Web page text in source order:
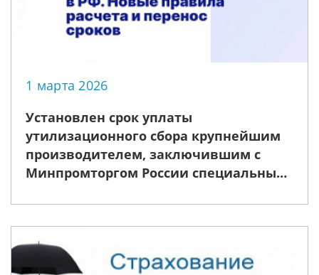
1 марта 2026
Установлен срок уплаты
утилизационного сбора крупнейшим
производителем, заключившим с
Минпромторгом России специальный
производства ТС, а также крупнейшим
производителем, осуществляющим
производство прицепов